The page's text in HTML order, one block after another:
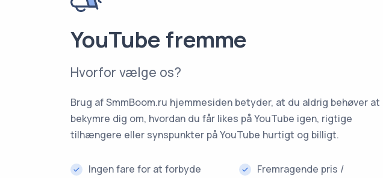
YouTube fremme
Hvorfor vælge os?
Brug af SmmBoom.ru hjemmesiden betyder, at du aldrig behøver at
bekymre dig om, hvordan du får likes på YouTube igen, rigtige
tilhængere eller synspunkter på YouTube hurtigt og billigt.
Ingen fare for at forbyde
Fremragende pris /